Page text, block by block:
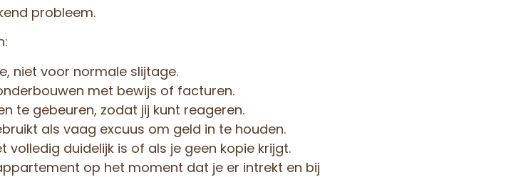
probleem.
niet voor normale slijtage.
met bewijs of facturen.
te gebeuren, zodat jij kunt reageren.
als vaag excuus om geld in te houden.
duidelijk is of als je geen kopie krijgt.
op het moment dat je er intrekt en bij